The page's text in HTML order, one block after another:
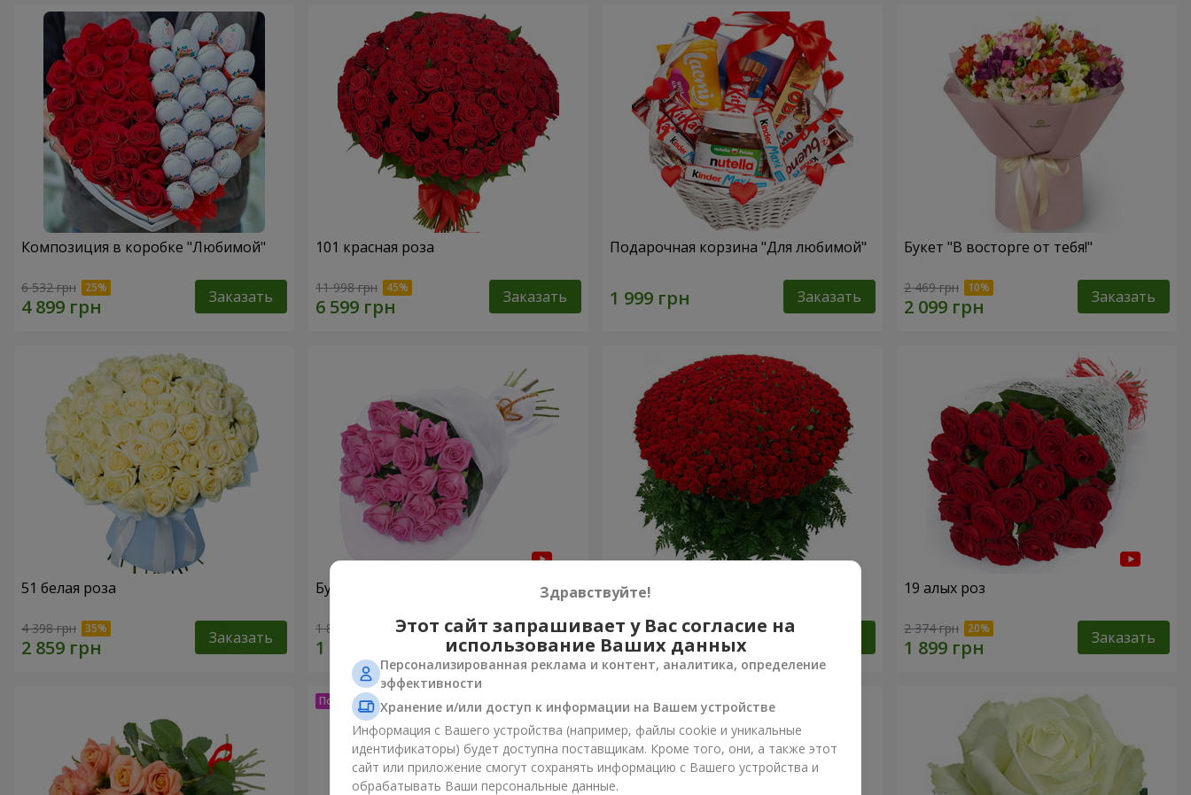
Композиция в коробке "Любимой"
6 532 грн Заказать
101 красная роза
11 998 грн Заказать
Подарочная корзина "Для любимой"
Заказать
Букет "В восторге от тебя!"
2 469 грн Заказать
51 белая роза
4 398 грн Заказать
Букет из роз "Быть с тобой"
1 824 грн Заказать
1000 роз!
113 098 грн
19 алых роз
2 374 грн Заказать
Здравствуйте!
Этот сайт запрашивает у Вас согласие на
использование Ваших данных
Персонализированная реклама и контент, аналитика, определение
эффективности
Хранение и/или доступ к информации на Вашем устройстве
Информация с Вашего устройства (например, файлы cookie и уникальные
идентификаторы) будет доступна поставщикам. Кроме того, они, а также этот
сайт или приложение смогут сохранять информацию с Вашего устройства и
обрабатывать Ваши персональные данные.